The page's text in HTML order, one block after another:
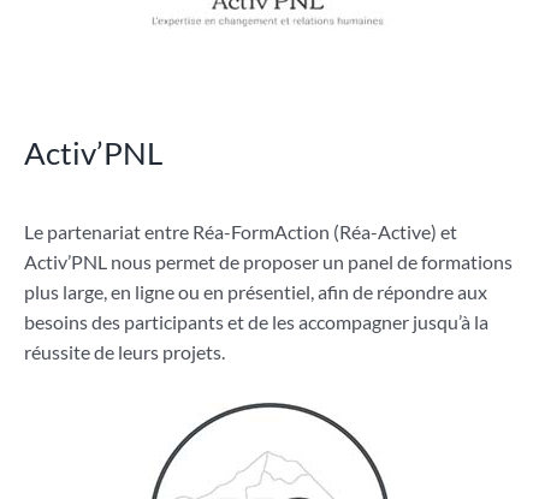
Activ’PNL
Le partenariat entre Réa-FormAction (Réa-Active) et
Activ’PNL nous permet de proposer un panel de formations
plus large, en ligne ou en présentiel, afin de répondre aux
besoins des participants et de les accompagner jusqu’à la
réussite de leurs projets.